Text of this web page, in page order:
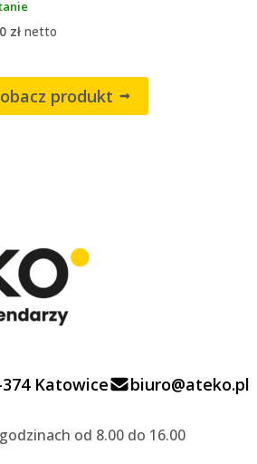
zł netto
produkt
Katowice biuro@ateko.pl
od 8.00 do 16.00